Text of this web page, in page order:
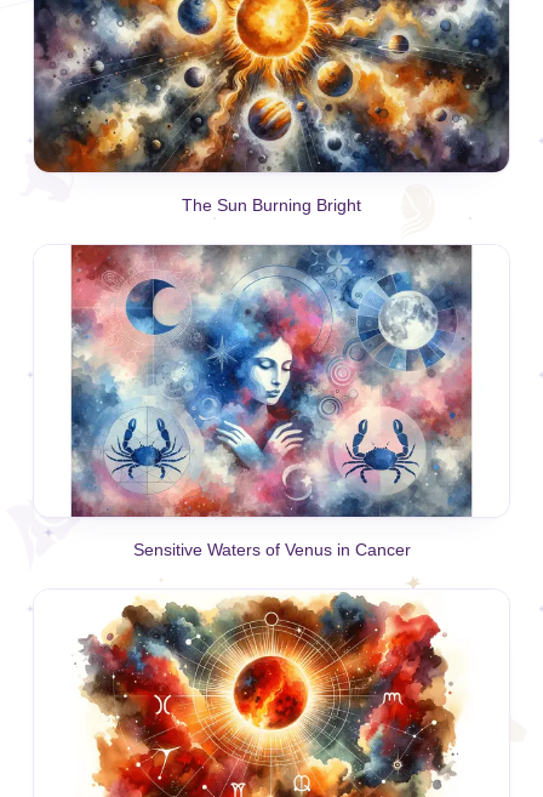
The Sun Burning Bright
Sensitive Waters of Venus in Cancer